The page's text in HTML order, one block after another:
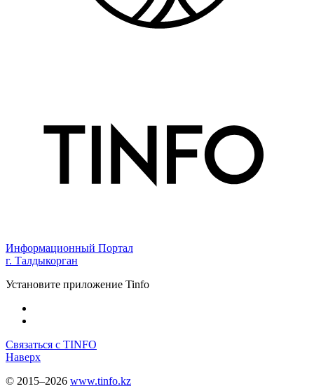
Информационный Портал
г. Талдыкорган
Установите приложение Tinfo
Связаться с TINFO
Наверх
© 2015–2026 www.tinfo.kz